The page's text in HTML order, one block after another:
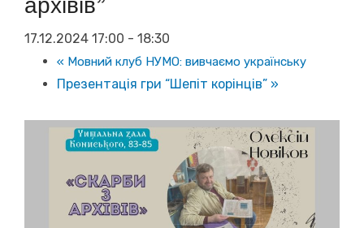
17.12.2024 17:00 - 18:30
« Мовний клуб НУМО: вивчаємо українську
Презентація гри “Шепіт корінців” »